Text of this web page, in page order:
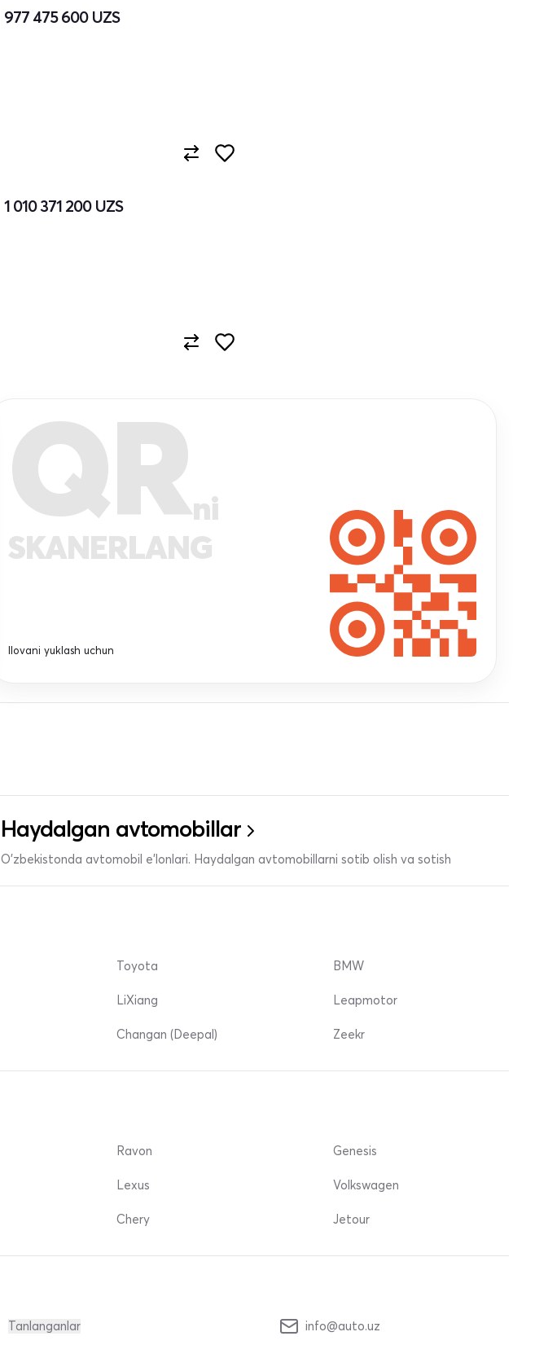
977 475 600 UZS
1 010 371 200 UZS
QRni
SKANERLANG
Ilovani yuklash uchun
Haydalgan avtomobillar
O'zbekistonda avtomobil e’lonlari. Haydalgan avtomobillarni sotib olish va sotish
Toyota
LiXiang
Changan (Deepal)
BMW
Leapmotor
Zeekr
Ravon
Lexus
Chery
Genesis
Volkswagen
Jetour
Tanlanganlar info@auto.uz